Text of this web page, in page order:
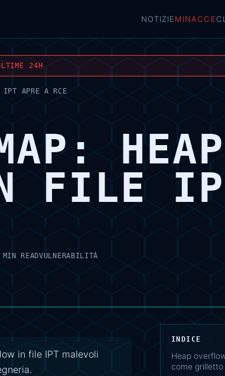
NOTIZIEMINACCE
24H
IPT APRE A RCE
HEAP
FILE
READVULNERABILITÀ
in file IPT malevoli
INDICE
Heap
come grilletto